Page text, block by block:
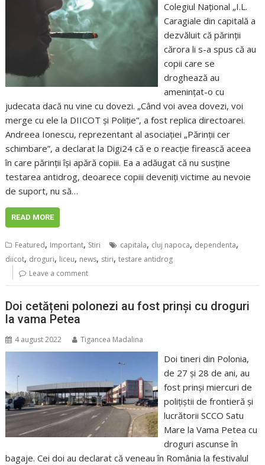
Colegiul Național „I.L.
Caragiale din capitală a
dezvăluit că părinții
cărora li s-a spus că au
copii care se
droghează au
amenințat-o cu
judecata dacă nu vine cu dovezi. „Când voi avea dovezi, voi
merge cu ele la DIICOT și Poliție”, a fost replica directoarei.
Andreea Ionescu, reprezentant al asociației „Părinții cer
schimbare”, a declarat la Digi24 că e o reacție firească aceea
în care părinții își apără copiii. Ea a adăugat că nu susține
testarea antidrog, deoarece copiii deveniți victime au nevoie
de suport, nu să…
READ MORE
Featured, Important, Stiri capitala, cluj napoca, dependenta,
diicot, droguri, liceu, news, stiri,testare antidrog
Leave a comment
Doi cetățeni polonezi au fost prinși cu droguri
la vama Petea
4 august 2022 Tigancea Madalina
Doi tineri din Polonia,
de 27 și 28 de ani, au
fost prinși miercuri de
polițiștii de frontieră și
lucrătorii SCCO Satu
Mare la Vama Petea cu
droguri ascunse în
bagaje. Cei doi au declarat că veneau în România la festivalul